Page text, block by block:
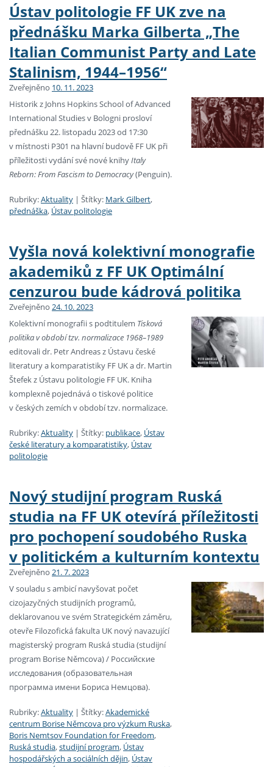
Ústav politologie FF UK zve na
přednášku Marka Gilberta „The
Italian Communist Party and Late
Stalinism, 1944–1956“
Zveřejněno 10. 11. 2023
Historik z Johns Hopkins School of Advanced
International Studies v Bologni prosloví
přednášku 22. listopadu 2023 od 17:30
v místnosti P301 na hlavní budově FF UK při
příležitosti vydání své nové knihyItaly
Reborn: From Fascism to Democracy(Penguin).
Rubriky:Aktuality | Štítky: Mark Gilbert,
přednáška, Ústav politologie
Vyšla nová kolektivní monografie
akademiků z FF UK Optimální
cenzurou bude kádrová politika
Zveřejněno 24. 10. 2023
Kolektivní monografii s podtitulem Tisková
politika v období tzv. normalizace 1968–1989
editovali dr. Petr Andreas z Ústavu české
literatury a komparatistiky FF UK a dr. Martin
Štefek z Ústavu politologie FF UK. Kniha
komplexně pojednává o tiskové politice
v českých zemích v období tzv. normalizace.
Rubriky:Aktuality | Štítky: publikace, Ústav
české literatury a komparatistiky, Ústav
politologie
Nový studijní program Ruská
studia na FF UK otevírá příležitosti
pro pochopení soudobého Ruska
v politickém a kulturním kontextu
Zveřejněno 21. 7. 2023
V souladu s ambicí navyšovat počet
cizojazyčných studijních programů,
deklarovanou ve svém Strategickém záměru,
otevře Filozofická fakulta UK nový navazující
magisterský program Ruská studia (studijní
program Borise Němcova) / Российские
исследования (образовательная
программа имени Бориса Немцова).
Rubriky:Aktuality | Štítky:Akademické
centrum Borise Němcova pro výzkum Ruska,
Boris Nemtsov Foundation for Freedom,
Ruská studia,studijní program, Ústav
hospodářských a sociálních dějin, Ústav